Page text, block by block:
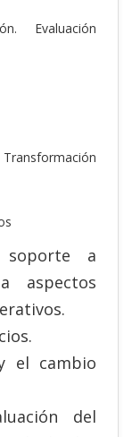
Evaluación
a
aspectos
el cambio
del